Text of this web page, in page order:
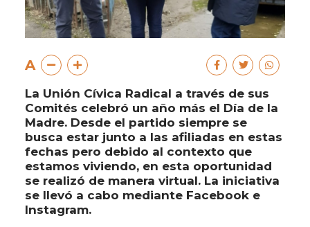
A
La Unión Cívica Radical a través de sus
Comités celebró un año más el Día de la
Madre. Desde el partido siempre se
busca estar junto a las afiliadas en estas
fechas pero debido al contexto que
estamos viviendo, en esta oportunidad
se realizó de manera virtual. La iniciativa
se llevó a cabo mediante Facebook e
Instagram.